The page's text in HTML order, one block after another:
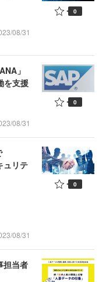
08/31
0
」
を支援
08/31
0
リテ
08/31
0
担当者